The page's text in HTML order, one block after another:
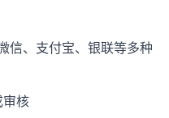
信、支付宝、银联等多种
审核